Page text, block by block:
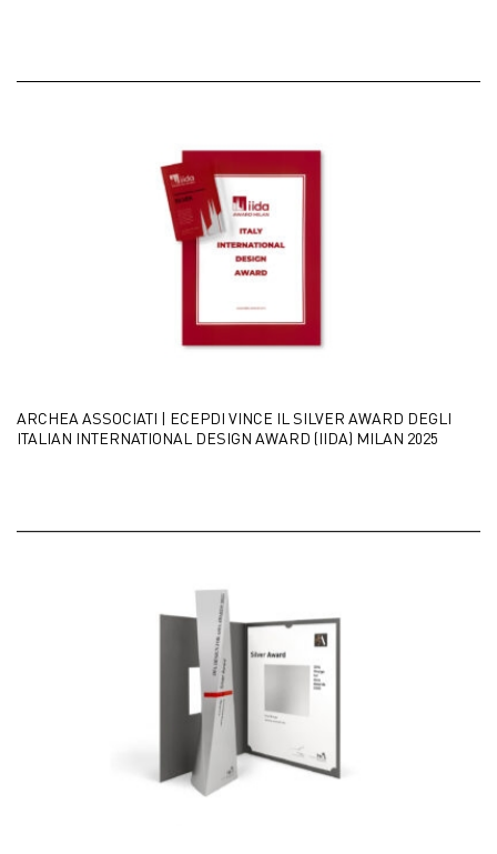
ARCHEA ASSOCIATI | ECEPDI VINCE IL SILVER AWARD DEGLI
ITALIAN INTERNATIONAL DESIGN AWARD (IIDA) MILAN 2025